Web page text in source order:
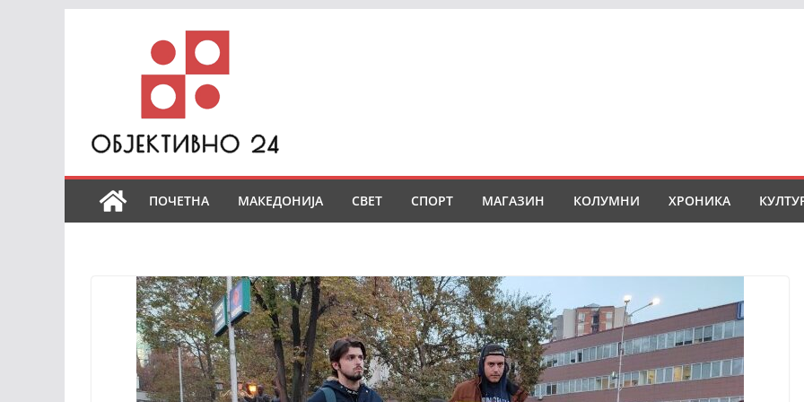
ПОЧЕТНА МАКЕДОНИЈА СВЕТ СПОРТ МАГАЗИН КОЛУМНИ ХРОНИКА